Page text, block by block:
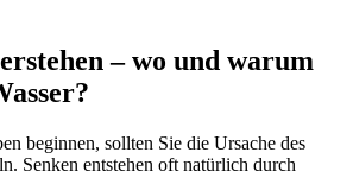
– wo und warum
beginnen, sollten Sie die Ursache des
Senken entstehen oft natürlich durch